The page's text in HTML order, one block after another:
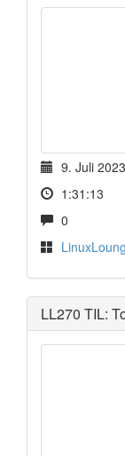
9. Juli 2023
1:31:13
0
LL270 TIL: